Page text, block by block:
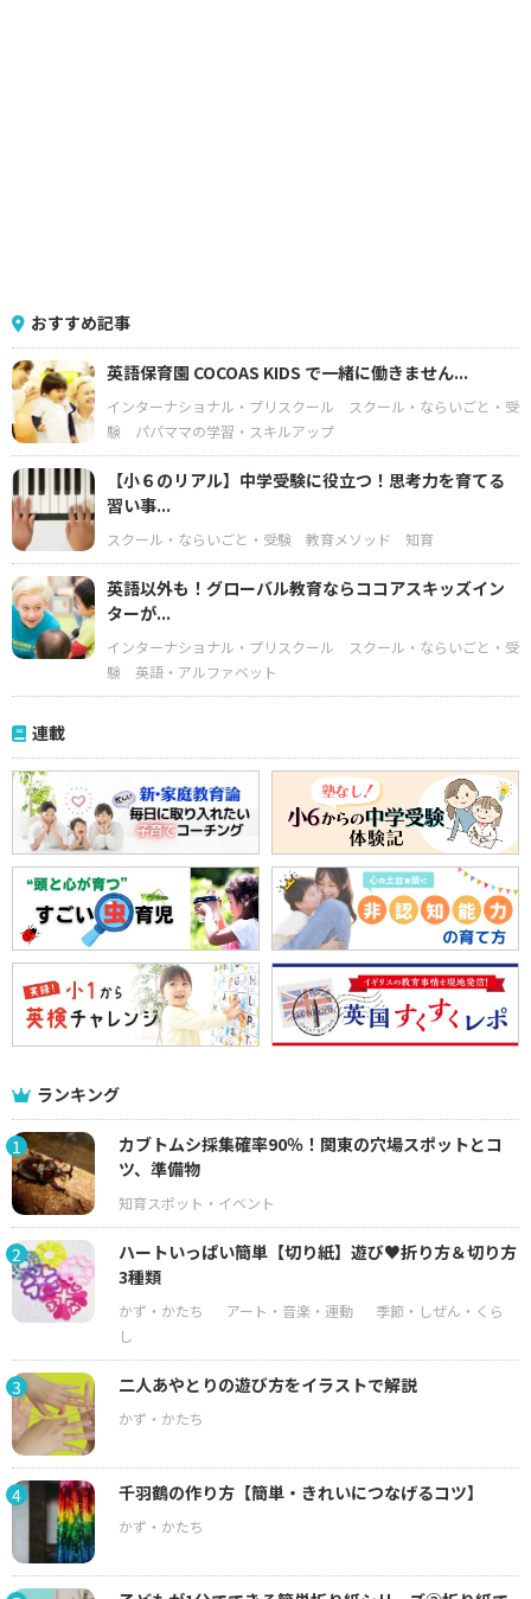
おすすめ記事
英語保育園 COCOAS KIDS で一緒に働きません...
インターナショナル・プリスクール
スクール・ならいごと・受
験
パパママの学習・スキルアップ
【小６のリアル】中学受験に役立つ！思考力を育てる
習い事...
スクール・ならいごと・受験 教育メソッド 知育
英語以外も！グローバル教育ならココアスキッズイン
ターが...
インターナショナル・プリスクール
スクール・ならいごと・受
験
英語・アルファベット
連載
ランキング
1
カブトムシ採集確率90％！関東の穴場スポットとコ
ツ、準備物
2
ハートいっぱい簡単【切り紙】遊び♥折り方＆切り方
3種類
3 二人あやとりの遊び方をイラストで解説
4 千羽鶴の作り方【簡単・きれいにつなげるコツ】